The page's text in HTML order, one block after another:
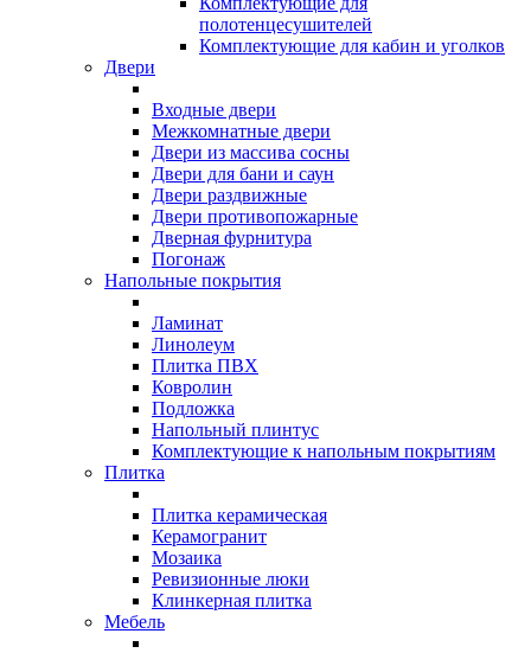
полотенцесушителей
Комплектующие для кабин и уголков
Двери
Входные двери
Межкомнатные двери
Двери из массива сосны
Двери для бани и саун
Двери раздвижные
Двери противопожарные
Дверная фурнитура
Погонаж
Напольные покрытия
Ламинат
Линолеум
Плитка ПВХ
Ковролин
Подложка
Напольный плинтус
Комплектующие к напольным покрытиям
Плитка
Плитка керамическая
Керамогранит
Мозаика
Ревизионные люки
Клинкерная плитка
Мебель